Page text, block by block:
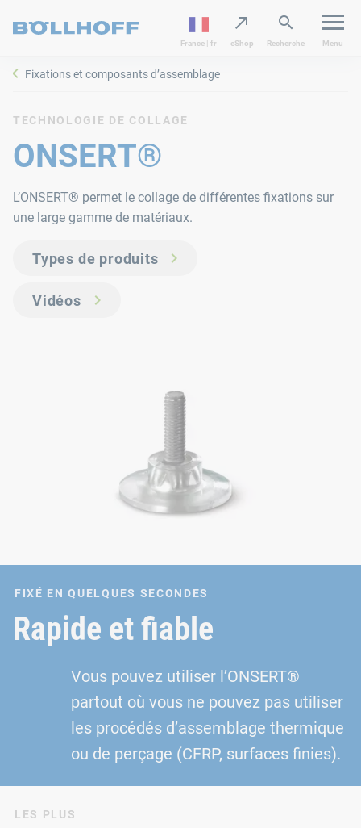
France | fr eShop Recherche Menu
Fixations et composants d’assemblage
TECHNOLOGIE DE COLLAGE
ONSERT®
L’ONSERT® permet le collage de différentes fixations sur
une large gamme de matériaux.
Types de produits
Vidéos
FIXÉ EN QUELQUES SECONDES
Rapide et fiable
Vous pouvez utiliser l’ONSERT®
partout où vous ne pouvez pas utiliser
les procédés d’assemblage thermique
ou de perçage (CFRP, surfaces finies).
LES PLUS